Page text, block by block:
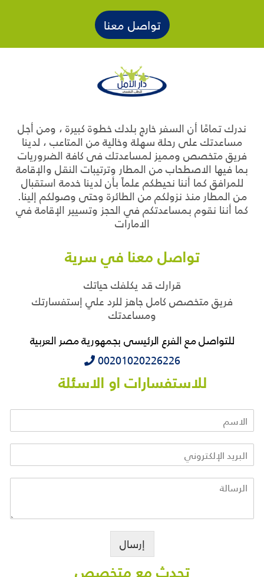
تواصل معنا
ندرك تمامًا أن السفر خارج بلدك خطوة كبيرة ، ومن أجل
مساعدتك على رحلة سهلة وخالية من المتاعب ، لدينا
فريق متخصص ومميز لمساعدتك فى كافة الضروريات
بما فيها الاصطحاب من المطار وترتيبات النقل والإقامة
للمرافق كما أننا نحيطكم علماً بأن لدينا خدمة استقبال
من المطار منذ نزولكم من الطائرة وحتى وصولكم إلينا.
كما أننا نقوم بمساعدتكم في الحجز وتسيير الإقامة في
الامارات
تواصل معنا في سرية
قرارك قد يكلفك حياتك
فريق متخصص كامل جاهز للرد علي إستفسارتك
ومساعدتك
للتواصل مع الفرع الرئيسى بجمهورية مصر العربية
‭‭‭00201020226226
للاستفسارات او الاسئلة
إرسال